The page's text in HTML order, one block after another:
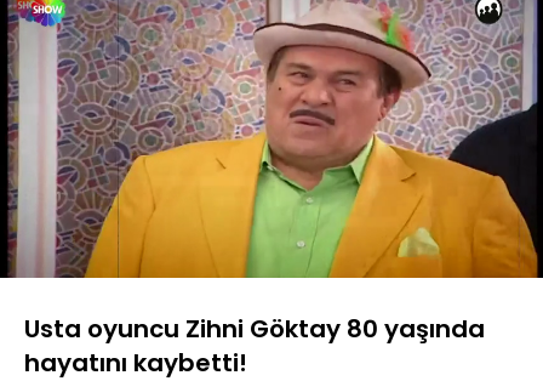
Sesi
Aç
480P
Yüklendi
33.63%
Oynatma
Hızı
Usta oyuncu Zihni Göktay 80 yaşında
hayatını kaybetti!